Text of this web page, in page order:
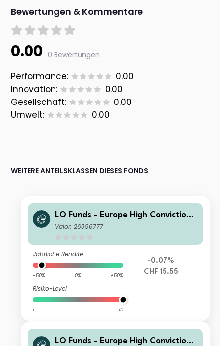
Bewertungen & Kommentare
0.00 0 Bewertungen
Performance:
0.00
Innovation:
0.00
Gesellschaft:
0.00
Umwelt:
0.00
WEITERE ANTEILSKLASSEN DIESES FONDS
LO Funds - Europe High Conviction
Syst Hdg (CHF) MD
Valor: 26896777
Jährliche Rendite
-50% 0% +50%
Risiko-Level
1 10
-0.07%
CHF 15.55
LO Funds - Europe High Conviction